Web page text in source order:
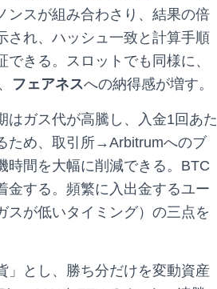
ンスが組み合わさり、結果の倍
され、ハッシュ一致と計算手順
きる。スロットでも同様に、
フェアネスへの納得感が増す。
はガス代が高騰し、入金1回あた
ため、取引所→Arbitrumへのブ
間を大幅に削減できる。BTC
金する。頻繁に入出金するユー
スが低いタイミング）の三点を
」とし、勝ち分だけを変動資産